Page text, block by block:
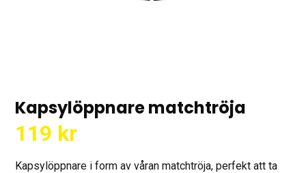
Kapsylöppnare matchtröja
119 kr
Kapsylöppnare i form av våran matchtröja, perfekt att ta